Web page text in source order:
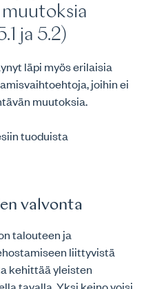
ja 5.2)
läpi myös erilaisia
joihin ei
muutoksia.
tuoduista
valvonta
talouteen ja
liittyvistä
kehittää yleisten